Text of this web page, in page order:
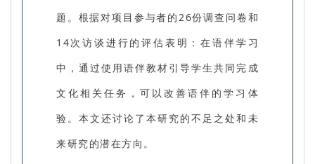
题。根据对项目参与者的26份调查问卷和
14次访谈进行的评估表明：在语伴学习
中，通过使用语伴教材引导学生共同完成
文化相关任务，可以改善语伴的学习体
验。本文还讨论了本研究的不足之处和未
来研究的潜在方向。